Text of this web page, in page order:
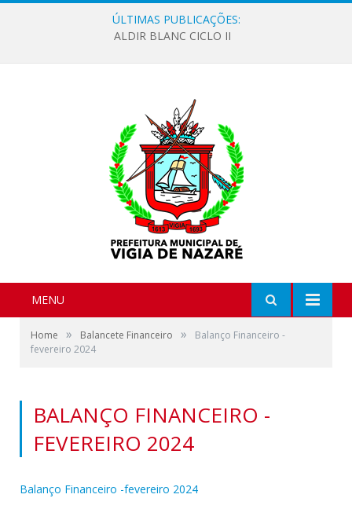
ÚLTIMAS PUBLICAÇÕES:
ALDIR BLANC CICLO II
MENU
Home » Balancete Financeiro »
Balanço Financeiro -
fevereiro 2024
BALANÇO FINANCEIRO -
FEVEREIRO 2024
Balanço Financeiro -fevereiro 2024